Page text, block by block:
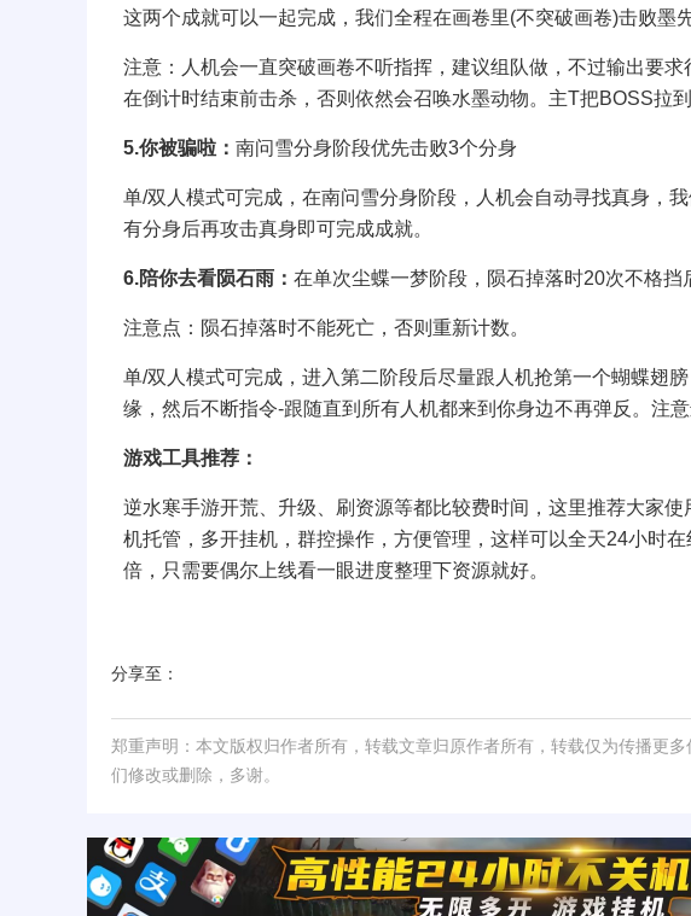
这两个成就可以一起完成，我们全程在画卷里(不突破画卷)击败墨
注意：人机会一直突破画卷不听指挥，建议组队做，不过输出要
在倒计时结束前击杀，否则依然会召唤水墨动物。主T把BOSS拉到
5.你被骗啦： 南问雪分身阶段优先击败3个分身
单/双人模式可完成，在南问雪分身阶段，人机会自动寻找真身，
有分身后再攻击真身即可完成成就。
6.陪你去看陨石雨： 在单次尘蝶一梦阶段，陨石掉落时20次不格挡
注意点：陨石掉落时不能死亡，否则重新计数。
单/双人模式可完成，进入第二阶段后尽量跟人机抢第一个蝴蝶翅
缘，然后不断指令-跟随直到所有人机都来到你身边不再弹反。注
游戏工具推荐：
逆水寒手游开荒、升级、刷资源等都比较费时间，这里推荐大家使
机托管，多开挂机，群控操作，方便管理，这样可以全天24小时
倍，只需要偶尔上线看一眼进度整理下资源就好。
分享至：
郑重声明：本文版权归作者所有，转载文章归原作者所有，转载仅为传播更
们修改或删除，多谢。